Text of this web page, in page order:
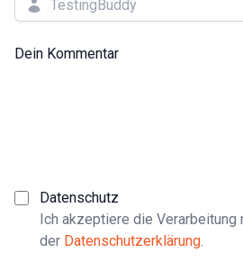
Dein Kommentar
Datenschutz
Ich akzeptiere die Verarbeitung
der Datenschutzerklärung.